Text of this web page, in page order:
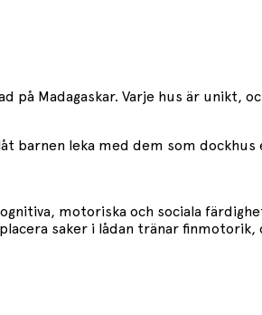
Madagaskar. Varje hus är unikt,
barnen leka med dem som dockhus
motoriska och sociala
saker i lådan tränar finmotorik,